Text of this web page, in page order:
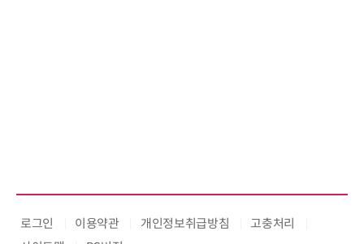
로그인 이용약관 개인정보취급방침
고충처리